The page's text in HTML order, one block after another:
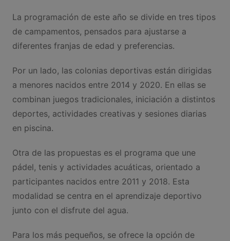
La programación de este año se divide en tres tipos
de campamentos, pensados para ajustarse a
diferentes franjas de edad y preferencias.
Por un lado, las colonias deportivas están dirigidas
a menores nacidos entre 2014 y 2020. En ellas se
combinan juegos tradicionales, iniciación a distintos
deportes, actividades creativas y sesiones diarias
en piscina.
Otra de las propuestas es el programa que une
pádel, tenis y actividades acuáticas, orientado a
participantes nacidos entre 2011 y 2018. Esta
modalidad se centra en el aprendizaje deportivo
junto con el disfrute del agua.
Para los más pequeños, se ofrece la opción de